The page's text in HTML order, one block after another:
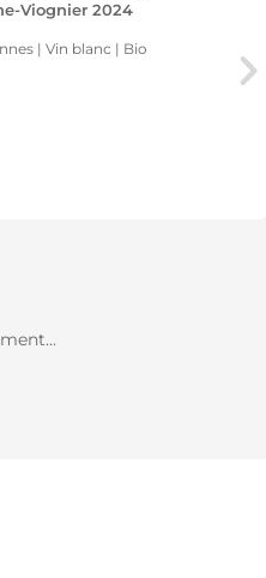
Viognier 2024
| Vin blanc | Bio